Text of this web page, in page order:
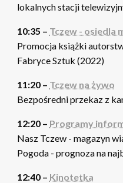
lokalnych stacji
10:35 – Tczew - osiedla
Promocja książki
Fabryce Sztuk (2022)
11:20 – Tczew na żywo
Bezpośredni przekaz z
12:20 – Programy
Nasz Tczew - magazyn
Pogoda - prognoza na
12:40 – Kinotetka